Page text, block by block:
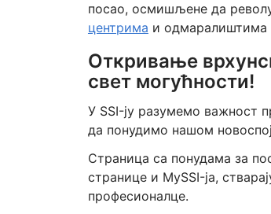
посао, осмишљене да
центрима и одмаралиштима
Откривање
свет могућности!
У SSI-ју разумемо важност
да понудимо нашом
Страница са понудама за
странице и MySSI-ја,
професионалце.